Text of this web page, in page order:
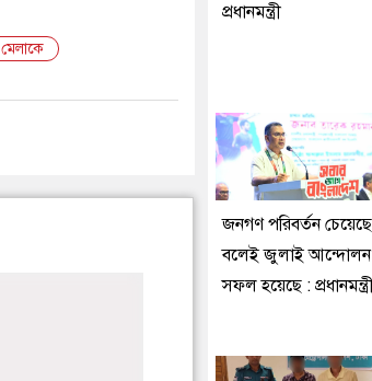
প্রধানমন্ত্রী
জনগণ পরিবর্তন চেয়েছে
বলেই জুলাই আন্দোলন
সফল হয়েছে :